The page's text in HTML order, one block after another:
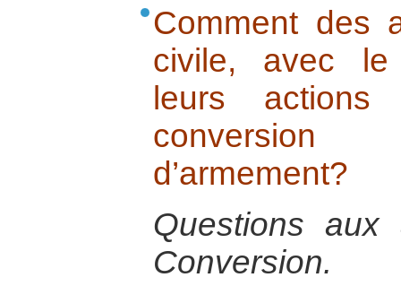
Comment des
civile, avec le
leurs
d’armement?
Questions
Conversion.